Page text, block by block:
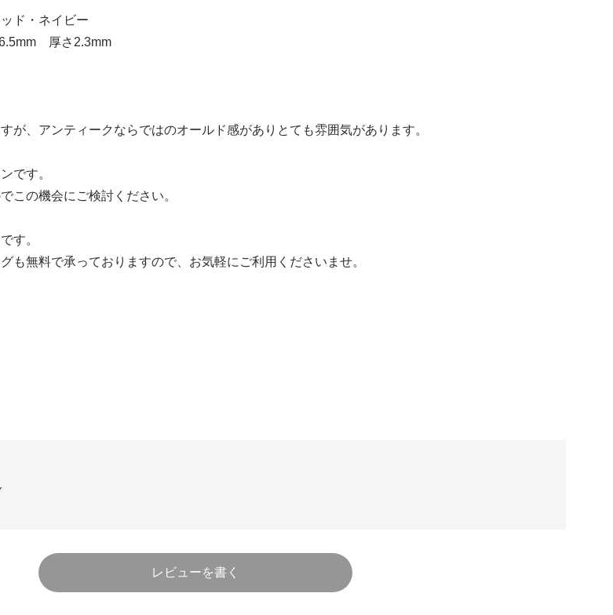
ド・ネイビー
厚さ2.3mm
が、アンティークならではのオールド感がありとても雰囲気があります。
です。
この機会にご検討ください。
す。
も無料で承っておりますので、お気軽にご利用くださいませ。
レビューを書く